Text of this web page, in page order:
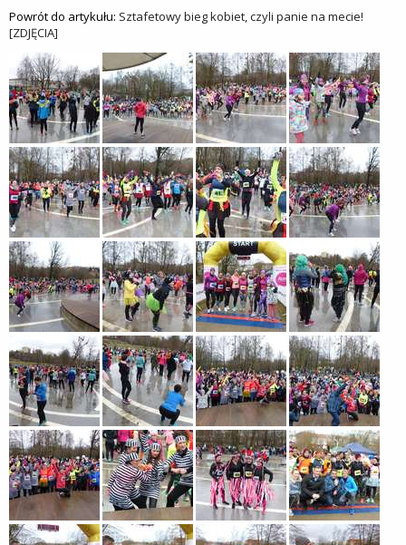
Powrót do artykułu: Sztafetowy bieg kobiet, czyli panie na mecie!
[ZDJĘCIA]